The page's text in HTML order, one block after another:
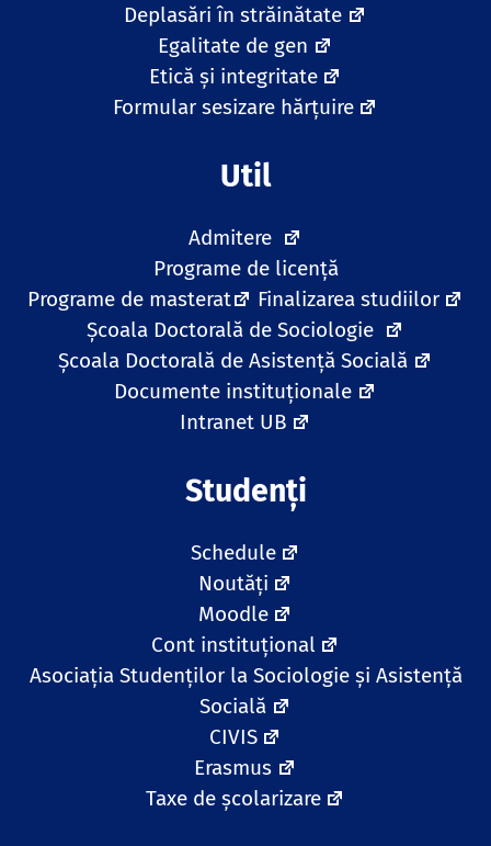
Deplasări în străinătate
Egalitate de gen
Etică și integritate
Formular sesizare hărțuire
Util
Admitere
Programe de licență
Programe de masterat
Finalizarea studiilor
Școala Doctorală de Sociologie
Școala Doctorală de Asistență Socială
Documente instituționale
Intranet UB
Studenți
Schedule
Noutăți
Moodle
Cont instituțional
Asociația Studenților la Sociologie și Asistență
Socială
CIVIS
Erasmus
Taxe de școlarizare